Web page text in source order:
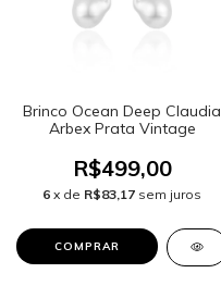
Brinco Ocean Deep Claudia
Arbex Prata Vintage
R$499,00
6 x de R$83,17 sem juros